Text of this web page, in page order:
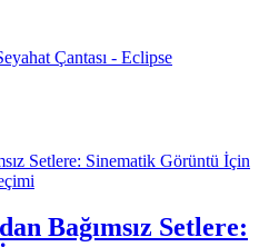
Çantası - Eclipse
Bağımsız Setlere: